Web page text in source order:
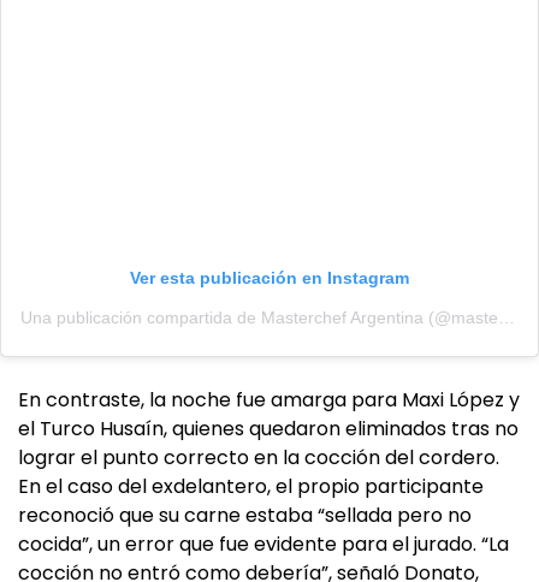
Ver esta publicación en Instagram
Una publicación compartida de Masterchef Argentina (@masterchefargentina)
En contraste, la noche fue amarga para Maxi López y
el Turco Husaín, quienes quedaron eliminados tras no
lograr el punto correcto en la cocción del cordero.
En el caso del exdelantero, el propio participante
reconoció que su carne estaba “sellada pero no
cocida”, un error que fue evidente para el jurado. “La
cocción no entró como debería”, señaló Donato,